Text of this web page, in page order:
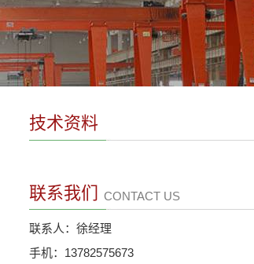
技术资料
联系我们 CONTACT US
联系人：徐经理
手机：13782575673